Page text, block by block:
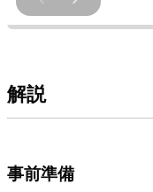
解説
事前準備